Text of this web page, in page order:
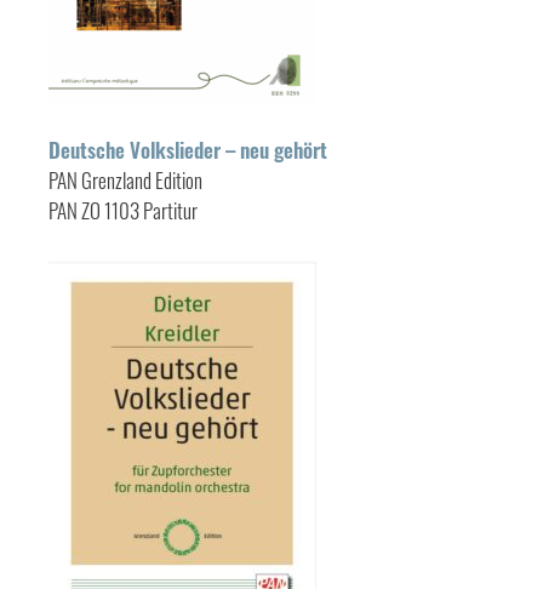
Deutsche Volkslieder – neu gehört
PAN Grenzland Edition
PAN ZO 1103 Partitur